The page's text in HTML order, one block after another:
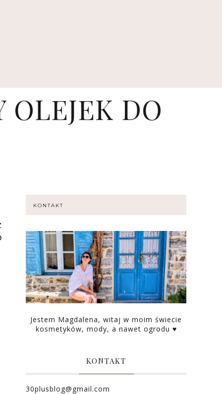
DO
KONTAKT
Jestem Magdalena, witaj w moim świecie
kosmetyków, mody, a nawet ogrodu ♥
KONTAKT
30plusblog@gmail.com